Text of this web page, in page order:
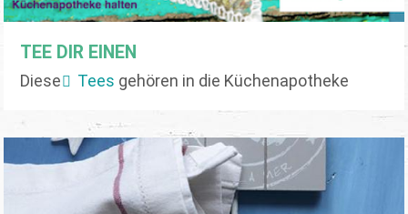
TEE DIR EINEN
Diese Tees gehören in die Küchenapotheke